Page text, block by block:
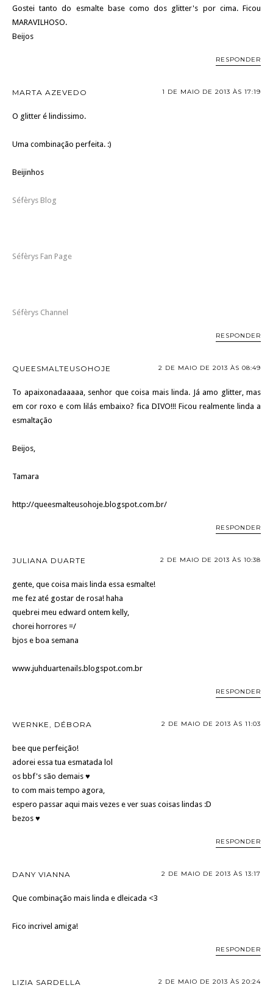
Gostei tanto do esmalte base como dos glitter's por cima. Ficou
MARAVILHOSO.
Beijos
RESPONDER
MARTA AZEVEDO 1 DE MAIO DE 2013 ÀS 17:19
O glitter é lindissimo.
Uma combinação perfeita. :)
Beijinhos
Séfèrys Blog
Séfèrys Fan Page
Séfèrys Channel
RESPONDER
QUEESMALTEUSOHOJE 2 DE MAIO DE 2013 ÀS 08:49
To apaixonadaaaaa, senhor que coisa mais linda. Já amo glitter, mas
em cor roxo e com lilás embaixo? fica DIVO!!! Ficou realmente linda a
esmaltação
Beijos,
Tamara
http://queesmalteusohoje.blogspot.com.br/
RESPONDER
JULIANA DUARTE 2 DE MAIO DE 2013 ÀS 10:38
gente, que coisa mais linda essa esmalte!
me fez até gostar de rosa! haha
quebrei meu edward ontem kelly,
chorei horrores =/
bjos e boa semana
www.juhduartenails.blogspot.com.br
RESPONDER
WERNKE, DÉBORA 2 DE MAIO DE 2013 ÀS 11:03
bee que perfeição!
adorei essa tua esmatada lol
os bbf's são demais ♥
to com mais tempo agora,
espero passar aqui mais vezes e ver suas coisas lindas :D
bezos ♥
RESPONDER
DANY VIANNA 2 DE MAIO DE 2013 ÀS 13:17
Que combinação mais linda e dleicada <3
Fico incrivel amiga!
RESPONDER
LIZIA SARDELLA 2 DE MAIO DE 2013 ÀS 20:24